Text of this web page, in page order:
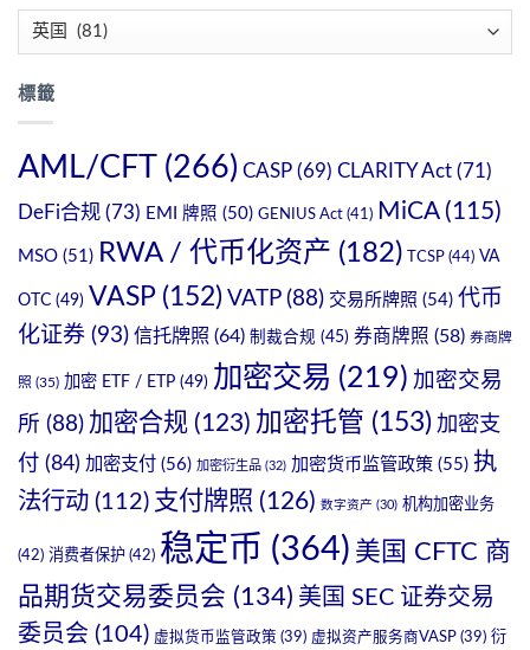
標籤
AML/CFT (266) CASP (69) CLARITY Act (71)
DeFi合规 (73) EMI 牌照 (50) GENIUS Act (41) MiCA(115)
MSO (51) RWA / 代币化资产 (182) TCSP (44) VA
OTC (49) VASP (152) VATP(88) 交易所牌照 (54) 代币
化证券 (93) 信托牌照 (64) 制裁合规 (45) 券商牌照 (58) 券商牌
照 (35) 加密 ETF / ETP (49) 加密交易 (219) 加密交易
所 (88) 加密合规 (123) 加密托管 (153) 加密支
付 (84) 加密支付 (56) 加密衍生品 (32) 加密货币监管政策 (55) 执
法行动 (112) 支付牌照 (126) 数字资产 (30) 机构加密业务
(42) 消费者保护 (42) 稳定币 (364) 美国 CFTC 商
品期货交易委员会 (134) 美国 SEC 证券交易
委员会 (104) 虚拟货币监管政策 (39) 虚拟资产服务商VASP (39) 衍